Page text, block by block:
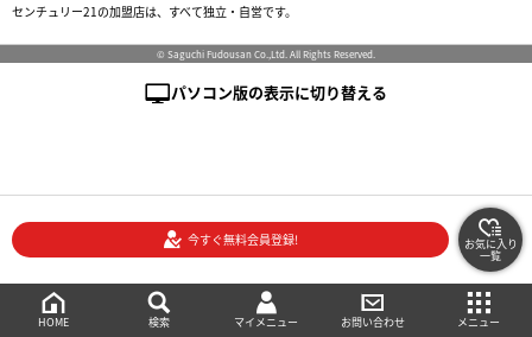
センチュリー21の加盟店は、すべて独立・自営です。
© Saguchi Fudousan Co.,Ltd. All Rights Reserved.
パソコン版の表示に切り替える
HOME 検索 マイメニュー お問い合わせ メニュー
今すぐ無料会員登録! お気に入り
一覧
絞り込み検索
メニュー
ご相談・お問い合わせ